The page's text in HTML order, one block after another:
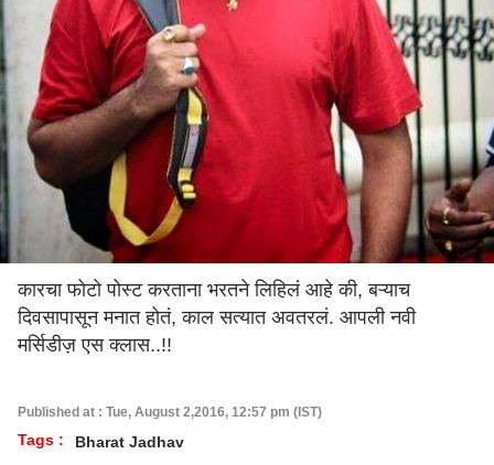
कारचा फोटो पोस्ट करताना भरतने लिहिलं आहे की, बऱ्याच
दिवसापासून मनात होतं, काल सत्यात अवतरलं. आपली नवी
मर्सिडीज़ एस क्लास..!!
Published at : Tue, August 2,2016, 12:57 pm (IST)
Tags : Bharat Jadhav